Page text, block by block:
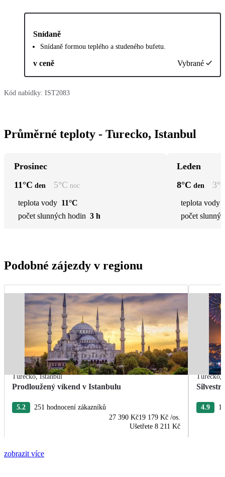
Snídaně
Snídaně formou teplého a studeného bufetu.
v ceně Vybrané
Kód nabídky: IST2083
Průměrné teploty - Turecko, Istanbul
Prosinec
11°C den 5°C noc
teplota vody 11°C
počet slunných hodin 3 h
Leden
8°C den 3
teplota vody
počet
Podobné zájezdy v regionu
Turecko,Istanbul
Prodloužený víkend v Istanbulu
5.2
251 hodnocení zákazníků
27 390 Kč19 179 Kč /os.
Ušetřete 8 211 Kč
Turecko,
Silvestr
4.9
zobrazit více